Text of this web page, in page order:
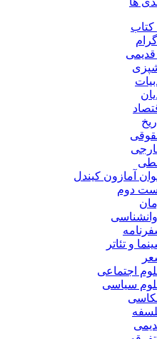
آمازون کیندل
دوم
و تئاتر
اجتماعی
سیاسی